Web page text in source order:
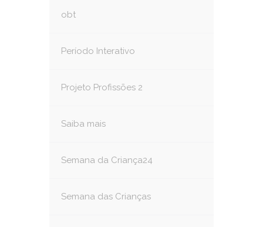
obt
Período Interativo
Projeto Profissões 2
Saiba mais
Semana da Criança24
Semana das Crianças